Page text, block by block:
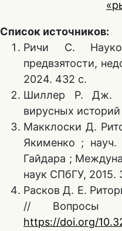
Список источников:
Ричи С.
предвзятости,
2024. 432 с.
Шиллер Р. Дж.
вирусных
Макклоски Д.
Якименко ;
Гайдара ;
наук СПбГУ, 2015.
Расков Д. Е.
// Вопросы
https://doi.org/